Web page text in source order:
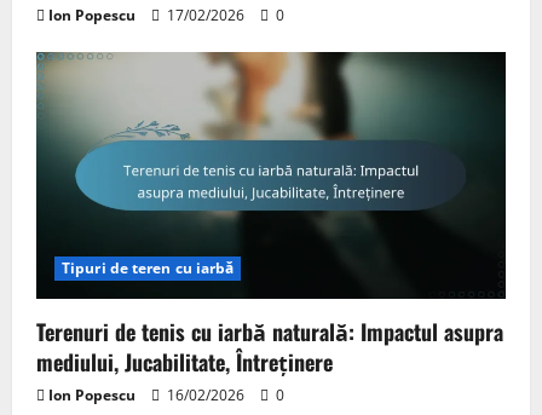
Ion Popescu 17/02/2026 0
Tipuri de teren cu iarbă
Terenuri de tenis cu iarbă naturală: Impactul asupra
mediului, Jucabilitate, Întreținere
Ion Popescu 16/02/2026 0